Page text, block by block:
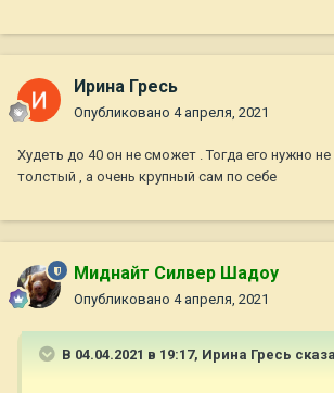
Ирина Гресь
Опубликовано 4 апреля, 2021
Худеть до 40 он не сможет . Тогда его нужно
толстый , а очень крупный сам по себе
Миднайт Силвер Шадоу
Опубликовано 4 апреля, 2021
В 04.04.2021 в 19:17, Ирина Гресь